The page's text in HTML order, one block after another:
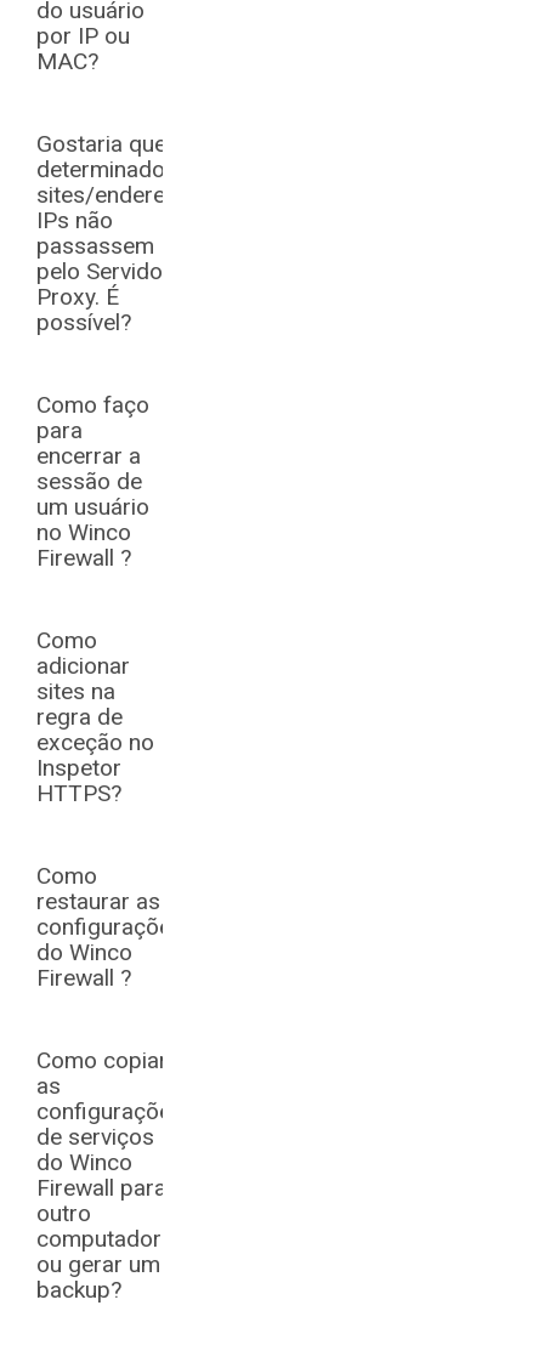
do usuário
por IP ou
MAC?
Gostaria que
determinados
sites/endereços
IPs não
passassem
pelo Servidor
Proxy. É
possível?
Como faço
para
encerrar a
sessão de
um usuário
no Winco
Firewall ?
Como
adicionar
sites na
regra de
exceção no
Inspetor
HTTPS?
Como
restaurar as
configurações
do Winco
Firewall ?
Como copiar
as
configurações
de serviços
do Winco
Firewall para
outro
computador
ou gerar um
backup?